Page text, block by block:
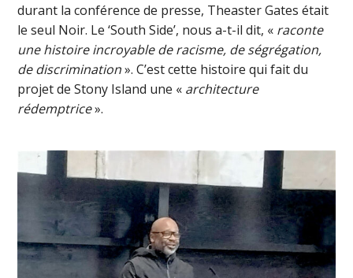
durant la conférence de presse, Theaster Gates était
le seul Noir. Le ‘South Side’, nous a-t-il dit, « raconte
une histoire incroyable de racisme, de ségrégation,
de discrimination». C’est cette histoire qui fait du
projet de Stony Island une « architecture
rédemptrice».